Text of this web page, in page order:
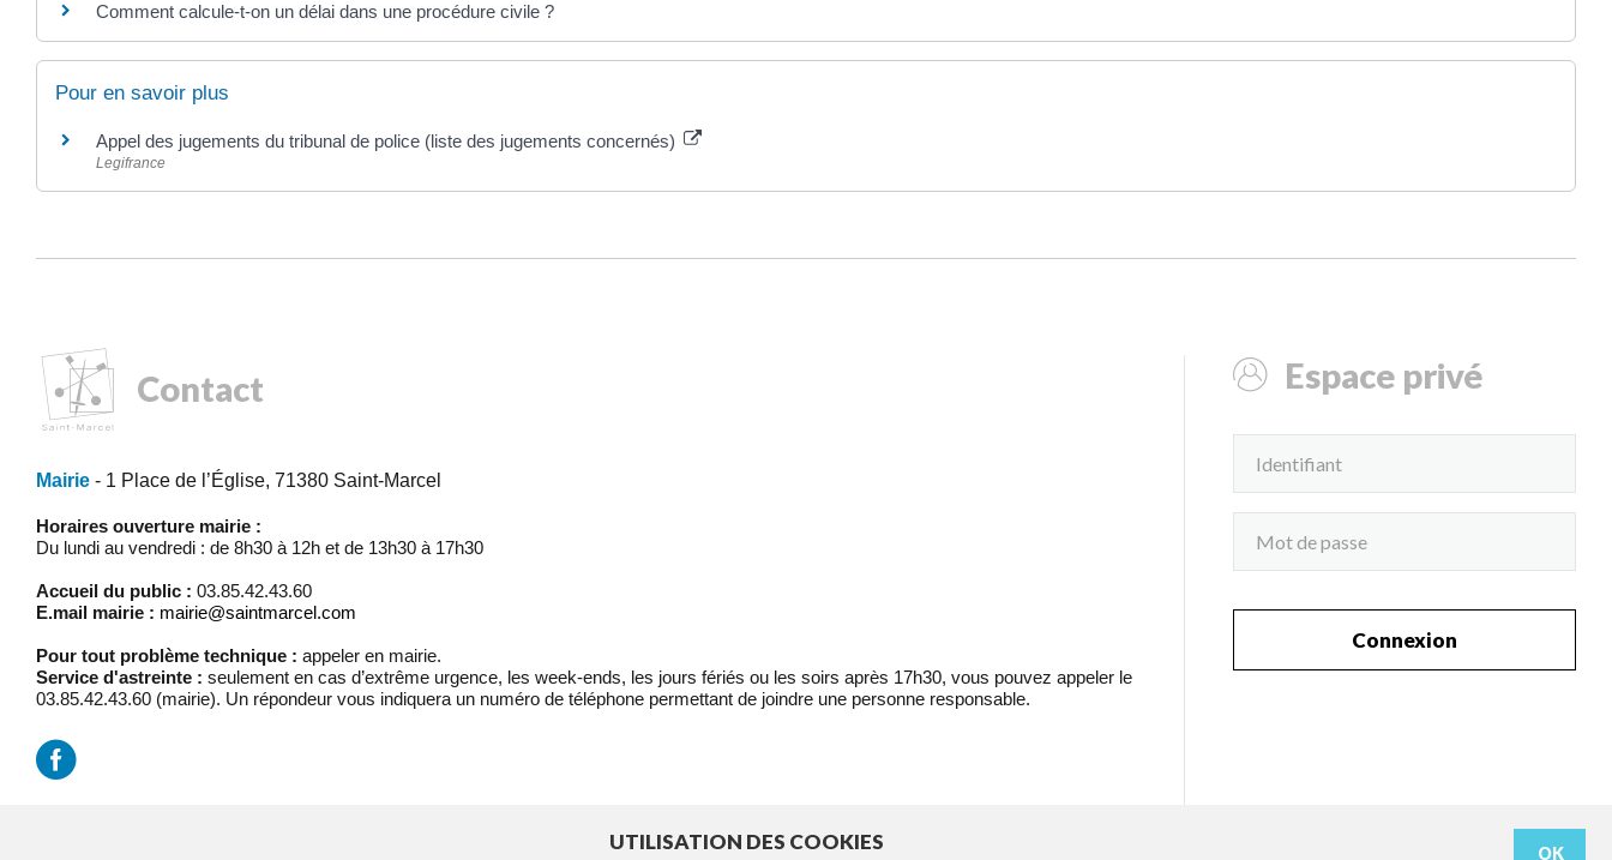
Comment calcule-t-on un délai dans une procédure civile ?
Pour en savoir plus
Appel des jugements du tribunal de police (liste des jugements concernés)
Legifrance
Contact
Mairie - 1 Place de l’Église, 71380 Saint-Marcel
Horaires ouverture mairie :
Du lundi au vendredi : de 8h30 à 12h et de 13h30 à 17h30
Accueil du public : 03.85.42.43.60
E.mail mairie : mairie@saintmarcel.com
Pour tout problème technique : appeler en mairie.
Service d'astreinte : seulement en cas d’extrême urgence, les week-ends, les jours fériés ou les soirs après 17h30, vous pouvez appeler le
03.85.42.43.60 (mairie). Un répondeur vous indiquera un numéro de téléphone permettant de joindre une personne responsable.
Espace privé
Connexion
OK
UTILISATION DES COOKIES